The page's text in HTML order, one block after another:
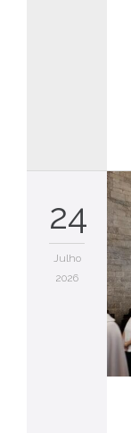
24
Julho
2026